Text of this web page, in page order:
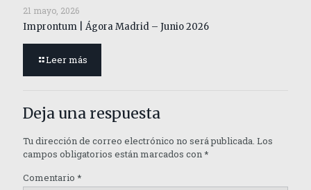
21 mayo, 2026
Improntum | Ágora Madrid – Junio 2026
Leer más
Deja una respuesta
Tu dirección de correo electrónico no será publicada. Los
campos obligatorios están marcados con*
Comentario *